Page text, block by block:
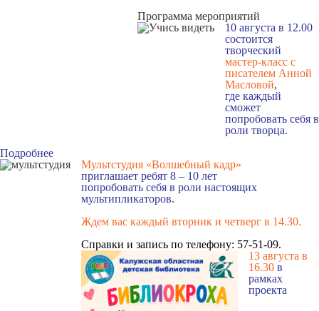
Программа мероприятий
10 августа в 12.00
состоится
творческий
мастер-класс с
писателем Анной
Масловой,
где каждый
сможет
попробовать себя в
роли творца.
Подробнее
Мультстудия «Волшебный кадр»
приглашает ребят 8 – 10 лет
попробовать себя в роли настоящих
мультипликаторов.
Ждем вас каждый вторник и четверг в 14.30.
Справки и запись по телефону: 57-51-09.
13 августа в
16.30 в
рамках
проекта